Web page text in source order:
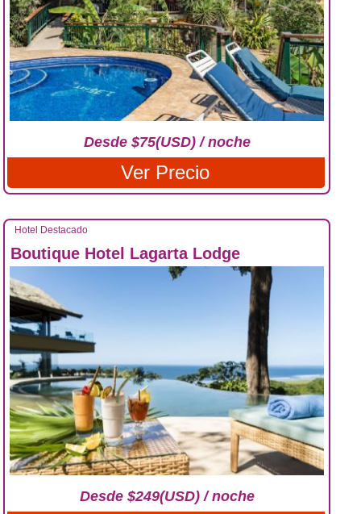
Desde $75(USD) / noche
Ver Precio
Hotel Destacado
Boutique Hotel Lagarta Lodge
Desde $249(USD) / noche